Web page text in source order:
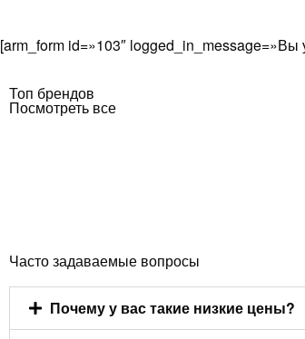
[arm_form id=»103″
Топ брендов
Посмотреть все
Часто задаваемые вопросы
Почему у вас такие низкие цены?